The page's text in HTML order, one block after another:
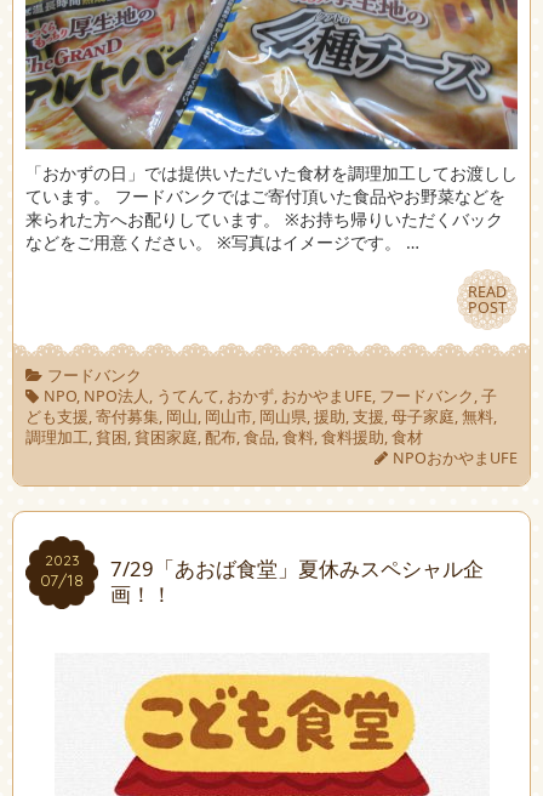
「おかずの日」では提供いただいた食材を調理加工してお渡しし
ています。 フードバンクではご寄付頂いた食品やお野菜などを
来られた方へお配りしています。 ※お持ち帰りいただくバック
などをご用意ください。 ※写真はイメージです。 …
READ
POST
READ
POST
フードバンク
NPO, NPO法人, うてんて, おかず, おかやまUFE, フードバンク,子
ども支援,寄付募集, 岡山, 岡山市, 岡山県,援助,支援,母子家庭,無料,
調理加工,貧困,貧困家庭,配布,食品,食料,食料援助,食材
NPOおかやまUFE
2023
07/18
2023
07/18
7/29「あおば食堂」夏休みスペシャル企
画！！